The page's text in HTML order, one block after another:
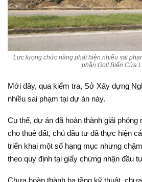
Lực lượng chức năng phát hiện nhiều sai
phần Golf Biển Cửa
Mới đây, qua kiểm tra, Sở Xây dựng
nhiều sai phạm tại dự án này.
Cụ thể, dự án đã hoàn thành giải phóng
cho thuê đất, chủ đầu tư đã thực hiện
triển khai một số hạng mục nhưng
theo quy định tại giấy chứng nhận đầu
Chưa hoàn thành hạ tầng kỹ thuật,